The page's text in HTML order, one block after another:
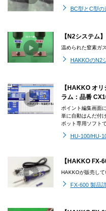
BC型とC型の
【N2システム
温められた窒素ガ
HAKKOのN2
【HAKKO オ
ラム：品番
ポイント編集画面
単に自動はんだ付
ボット専用ソフトで
HU-100/HU-
【HAKKO FX-
HAKKOが販売し
FX-600 製品